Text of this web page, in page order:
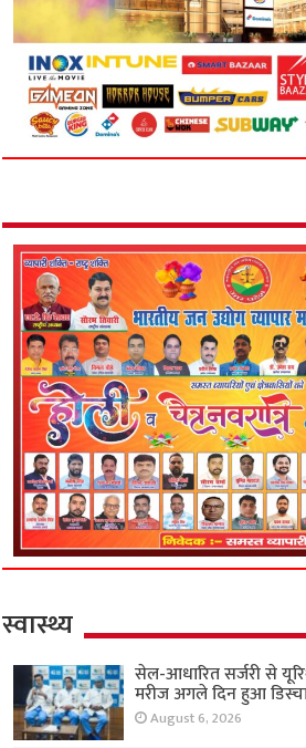
स्वास्थ्य
सेल-आधारित सर्जरी से
मरीज अगले दिन हुआ
August 6, 2026